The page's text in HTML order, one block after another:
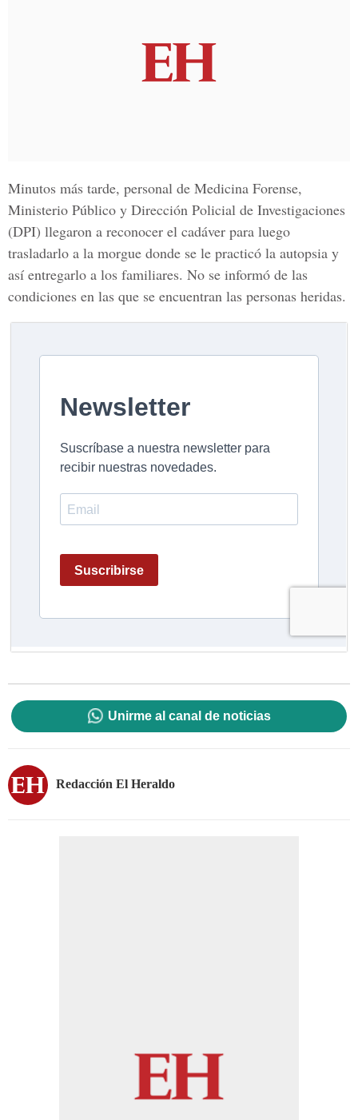
Minutos más tarde, personal de Medicina Forense,
Ministerio Público y Dirección Policial de Investigaciones
(DPI) llegaron a reconocer el cadáver para luego
trasladarlo a la morgue donde se le practicó la autopsia y
así entregarlo a los familiares. No se informó de las
condiciones en las que se encuentran las personas heridas.
Unirme al canal de noticias
Redacción El Heraldo